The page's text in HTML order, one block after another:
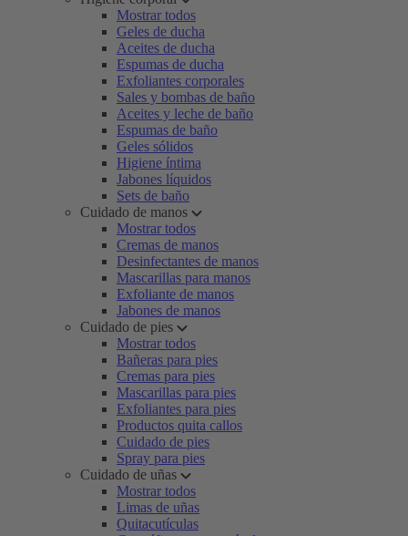
Mostrar todos
Geles de ducha
Aceites de ducha
Espumas de ducha
Exfoliantes corporales
Sales y bombas de baño
Aceites y leche de baño
Espumas de baño
Geles sólidos
Higiene íntima
Jabones líquidos
Sets de baño
Cuidado de manos
Mostrar todos
Cremas de manos
Desinfectantes de manos
Mascarillas para manos
Exfoliante de manos
Jabones de manos
Cuidado de pies
Mostrar todos
Bañeras para pies
Cremas para pies
Mascarillas para pies
Exfoliantes para pies
Productos quita callos
Cuidado de pies
Spray para pies
Cuidado de uñas
Mostrar todos
Limas de uñas
Quitacutículas